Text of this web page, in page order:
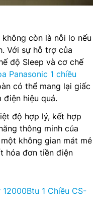
còn là nỗi lo nếu
Với sự hỗ trợ của
độ Sleep và cơ chế
Panasonic 1 chiều
có thể mang lại giấc
điện hiệu quả.
độ hợp lý, kết hợp
thông minh của
không gian mát mẻ
hóa đơn tiền điện
1 Chiều CS-